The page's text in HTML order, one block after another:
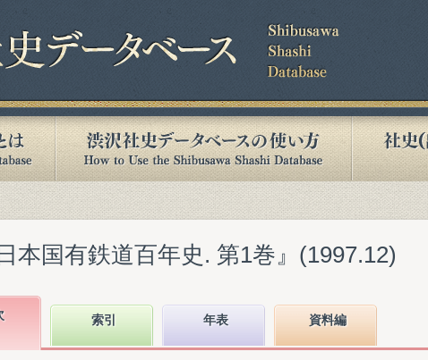
本国有鉄道百年史. 第1巻』(1997.12)
索引 年表 資料編